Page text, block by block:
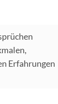
Erfahrungen